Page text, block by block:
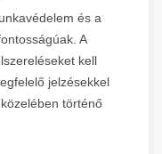
és a
A
kell
jelzésekkel
történő